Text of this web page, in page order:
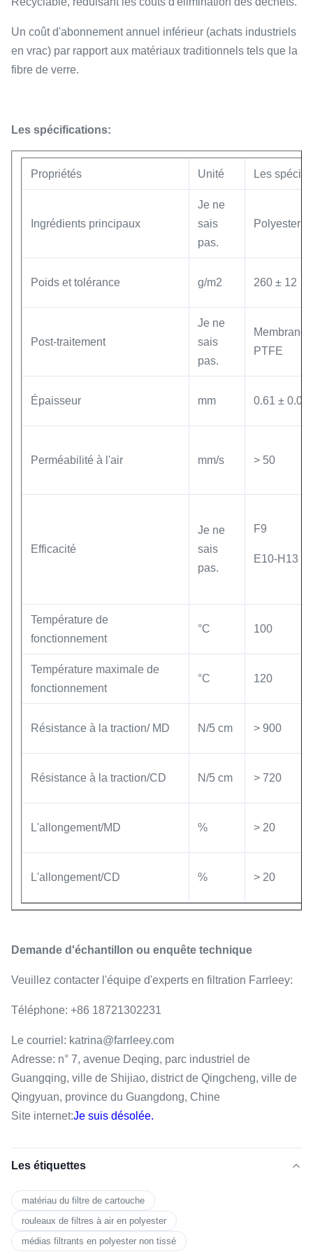
Un coût d'abonnement annuel inférieur (achats industriels
en vrac) par rapport aux matériaux traditionnels tels que la
fibre de verre.
Les spécifications:
Propriétés Unité Les
Ingrédients principaux
Je ne
sais
pas.
Polyester
Poids et tolérance g/m2 260 ± 12
Post-traitement
Je ne
sais
pas.
Membrane
PTFE
Épaisseur mm 0.61 ± 0.05
Perméabilité à l'air mm/s > 50
Efficacité
Je ne
sais
pas.
F9
E10-H13
Température de
fonctionnement
°C 100
Température maximale de
fonctionnement
°C 120
Résistance à la traction/ MD N/5 cm > 900
Résistance à la traction/CD N/5 cm > 720
L'allongement/MD % > 20
L'allongement/CD % > 20
Demande d'échantillon ou enquête technique
Veuillez contacter l'équipe d'experts en filtration Farrleey:
Téléphone: +86 18721302231
Le courriel: katrina@farrleey.com
Adresse: n° 7, avenue Deqing, parc industriel de
Guangqing, ville de Shijiao, district de Qingcheng, ville de
Qingyuan, province du Guangdong, Chine
Site internet:Je suis désolée.
Les étiquettes
matériau du filtre de cartouche
rouleaux de filtres à air en polyester
médias filtrants en polyester non tissé